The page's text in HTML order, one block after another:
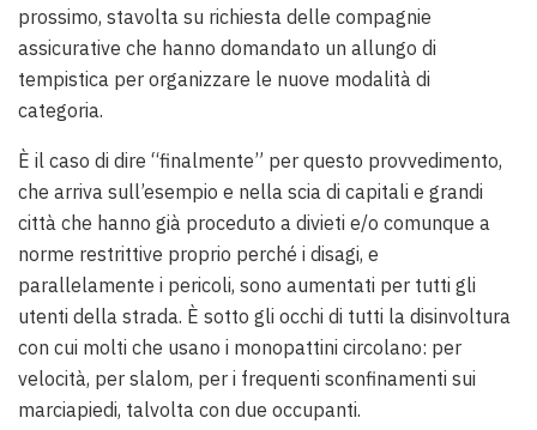
prossimo, stavolta su richiesta delle compagnie
assicurative che hanno domandato un allungo di
tempistica per organizzare le nuove modalità di
categoria.
È il caso di dire “finalmente” per questo provvedimento,
che arriva sull’esempio e nella scia di capitali e grandi
città che hanno già proceduto a divieti e/o comunque a
norme restrittive proprio perché i disagi, e
parallelamente i pericoli, sono aumentati per tutti gli
utenti della strada. È sotto gli occhi di tutti la disinvoltura
con cui molti che usano i monopattini circolano: per
velocità, per slalom, per i frequenti sconfinamenti sui
marciapiedi, talvolta con due occupanti.